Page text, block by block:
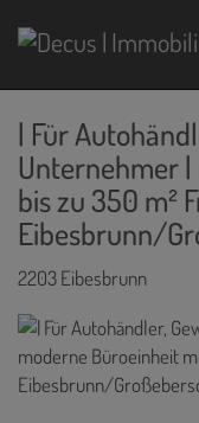
| Für
Unternehmer
bis zu 350 m²
Eibesbrunn/
2203 Eibesbrunn